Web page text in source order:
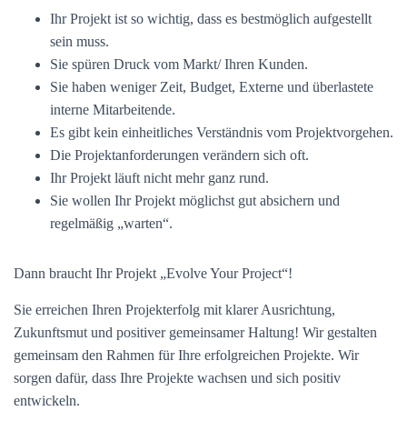
Ihr Projekt ist so wichtig, dass es bestmöglich aufgestellt
sein muss.
Sie spüren Druck vom Markt/ Ihren Kunden.
Sie haben weniger Zeit, Budget, Externe und überlastete
interne Mitarbeitende.
Es gibt kein einheitliches Verständnis vom Projektvorgehen.
Die Projektanforderungen verändern sich oft.
Ihr Projekt läuft nicht mehr ganz rund.
Sie wollen Ihr Projekt möglichst gut absichern und
regelmäßig „warten“.
Dann braucht Ihr Projekt „Evolve Your Project“!
Sie erreichen Ihren Projekterfolg mit klarer Ausrichtung,
Zukunftsmut und positiver gemeinsamer Haltung! Wir gestalten
gemeinsam den Rahmen für Ihre erfolgreichen Projekte. Wir
sorgen dafür, dass Ihre Projekte wachsen und sich positiv
entwickeln.